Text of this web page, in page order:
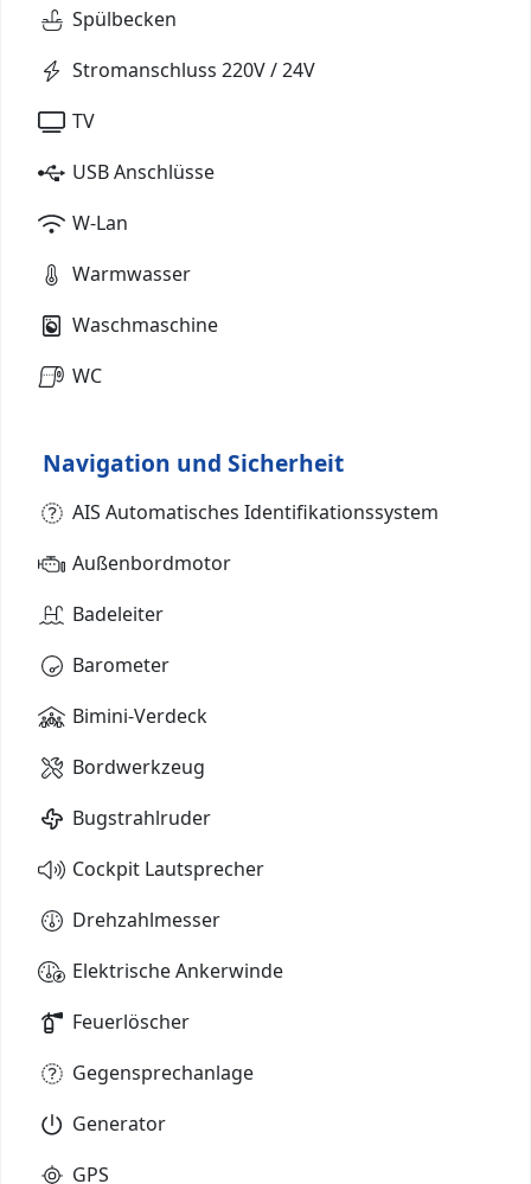
Spülbecken
Stromanschluss 220V / 24V
TV
USB Anschlüsse
W-Lan
Warmwasser
Waschmaschine
WC
Navigation und Sicherheit
AIS Automatisches Identifikationssystem
Außenbordmotor
Badeleiter
Barometer
Bimini-Verdeck
Bordwerkzeug
Bugstrahlruder
Cockpit Lautsprecher
Drehzahlmesser
Elektrische Ankerwinde
Feuerlöscher
Gegensprechanlage
Generator
GPS